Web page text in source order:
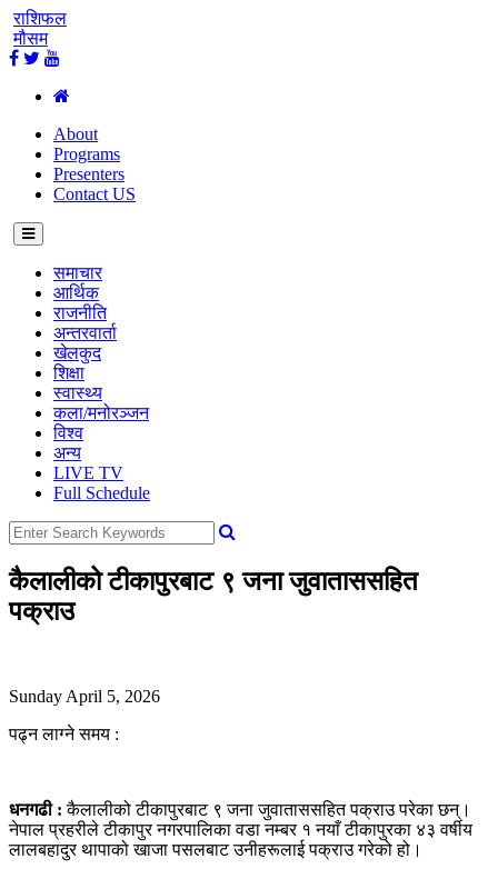
राशिफल
मौसम
About
Programs
Presenters
Contact US
समाचार
आर्थिक
राजनीति
अन्तरवार्ता
खेलकुद
शिक्षा
स्वास्थ्य
कला/मनोरञ्जन
विश्व
अन्य
LIVE TV
Full Schedule
कैलालीको टीकापुरबाट ९ जना जुवाताससहित
पक्राउ
Sunday April 5, 2026
पढ्न लाग्ने समय :
धनगढी : कैलालीको टीकापुरबाट ९ जना जुवाताससहित पक्राउ परेका छन्।
नेपाल प्रहरीले टीकापुर नगरपालिका वडा नम्बर १ नयाँ टीकापुरका ४३ वर्षीय
लालबहादुर थापाको खाजा पसलबाट उनीहरूलाई पक्राउ गरेको हो।